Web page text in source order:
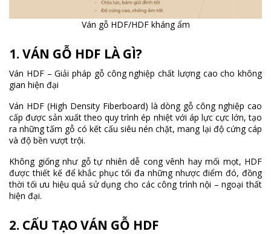
Ván gỗ HDF/HDF kháng ẩm
1. VÁN GỖ HDF LÀ GÌ?
Ván HDF – Giải pháp gỗ công nghiệp chất lượng cao cho không
gian hiện đại
Ván HDF (High Density Fiberboard) là dòng gỗ công nghiệp cao
cấp được sản xuất theo quy trình ép nhiệt với áp lực cực lớn, tạo
ra những tấm gỗ có kết cấu siêu nén chặt, mang lại độ cứng cáp
và độ bền vượt trội.
Không giống như gỗ tự nhiên dễ cong vênh hay mối mọt, HDF
được thiết kế để khắc phục tối đa những nhược điểm đó, đồng
thời tối ưu hiệu quả sử dụng cho các công trình nội – ngoại thất
hiện đại.
2. CẤU TẠO VÁN GỖ HDF